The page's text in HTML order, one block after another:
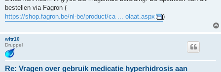
bestellen via Fagron (
https://shop.fagron.be/nl-be/product/ca ... olaat.aspx
)
wltr10
Druppel
Re: Vragen over gebruik medicatie hyperhidrosis aan